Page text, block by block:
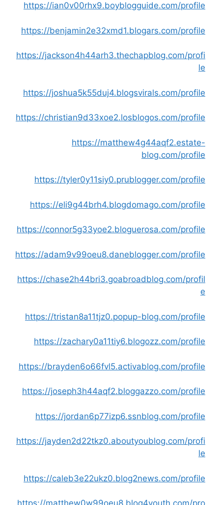
https://ian0v00rhx9.boyblogguide.com/profile
https://benjamin2e32xmd1.blogars.com/profile
https://jackson4h44arh3.thechapblog.com/profi
le
https://joshua5k55duj4.blogsvirals.com/profile
https://christian9d33xoe2.losblogos.com/profile
https://matthew4g44aqf2.estate-
blog.com/profile
https://tyler0y11siy0.prublogger.com/profile
https://eli9g44brh4.blogdomago.com/profile
https://connor5g33yoe2.bloguerosa.com/profile
https://adam9v99oeu8.daneblogger.com/profile
https://chase2h44bri3.goabroadblog.com/profil
e
https://tristan8a11tjz0.popup-blog.com/profile
https://zachary0a11tiy6.blogozz.com/profile
https://brayden6o66fvl5.activablog.com/profile
https://joseph3h44aqf2.bloggazzo.com/profile
https://jordan6p77izp6.ssnblog.com/profile
https://jayden2d22tkz0.aboutyoublog.com/profi
le
https://caleb3e22ukz0.blog2news.com/profile
https://matthew0w99oeu8.blog4youth.com/pro